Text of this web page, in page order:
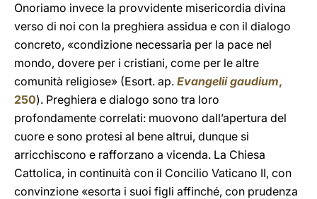
Onoriamo invece la provvidente misericordia divina
verso di noi con la preghiera assidua e con il dialogo
concreto, «condizione necessaria per la pace nel
mondo, dovere per i cristiani, come per le altre
comunità religiose» (Esort. ap. Evangelii gaudium,
250). Preghiera e dialogo sono tra loro
profondamente correlati: muovono dall’apertura del
cuore e sono protesi al bene altrui, dunque si
arricchiscono e rafforzano a vicenda. La Chiesa
Cattolica, in continuità con il Concilio Vaticano II, con
convinzione «esorta i suoi figli affinché, con prudenza